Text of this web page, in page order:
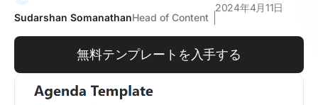
Sudarshan SomanathanHead of Content
2024年4月11日
無料テンプレートを入手する